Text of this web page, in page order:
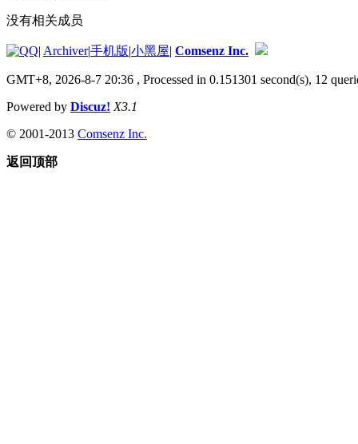
没有相关成员
| Archiver|手机版|小黑屋| Comsenz Inc.
GMT+8, 2026-8-7 20:36 , Processed in 0.151301 second(s), 12
Powered by Discuz! X3.1
© 2001-2013 Comsenz Inc.
返回顶部